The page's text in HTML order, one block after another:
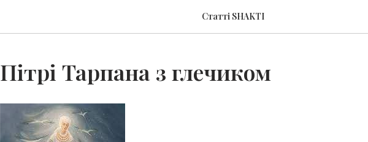
Статті SHAKTI
Пітрі Тарпана з глечиком